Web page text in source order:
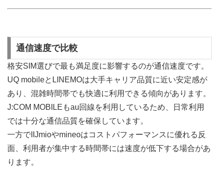
通信速度で比較
格安SIM選びで最も満足度に影響するのが通信速度です。
UQ mobileとLINEMOは大手キャリア品質に近い安定感が
あり、混雑時間帯でも快適に利用できる傾向があります。
J:COM MOBILEもau回線を利用しているため、日常利用
では十分な通信品質を確保しています。
一方でIIJmioやmineoはコストパフォーマンスに優れる反
面、利用者が集中する時間帯には速度が低下する場合があ
ります。